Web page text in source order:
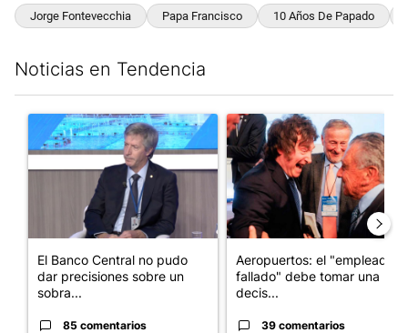
Jorge Fontevecchia Papa Francisco 10 Años De Papado
Noticias en Tendencia
Un artículo de tendencia con el título "El Banco Central no
El Banco Central no pudo
dar precisiones sobre un
sobra...
85 comentarios
Un artículo de tendencia con
Aeropuertos: el "empleado
fallado" debe tomar una
decis...
39 comentarios